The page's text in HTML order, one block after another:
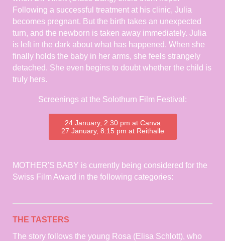
Following a successful treatment at his clinic, Julia
becomes pregnant. But the birth takes an unexpected
turn, and the newborn is taken away immediately. Julia
is left in the dark about what has happened. When she
finally holds the baby in her arms, she feels strangely
detached. She even begins to doubt whether the child is
truly hers.
Screenings at the Solothurn Film Festival:
24 January, 2:30 pm at Canva
27 January, 8:15 pm at Reithalle
MOTHER'S BABY is currently being considered for the
Swiss Film Award in the following categories:
THE TASTERS
The story follows the young Rosa (Elisa Schlott), who